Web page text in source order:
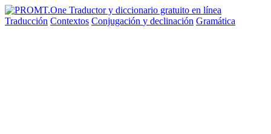
Traducción Contextos Conjugación y declinación Gramática